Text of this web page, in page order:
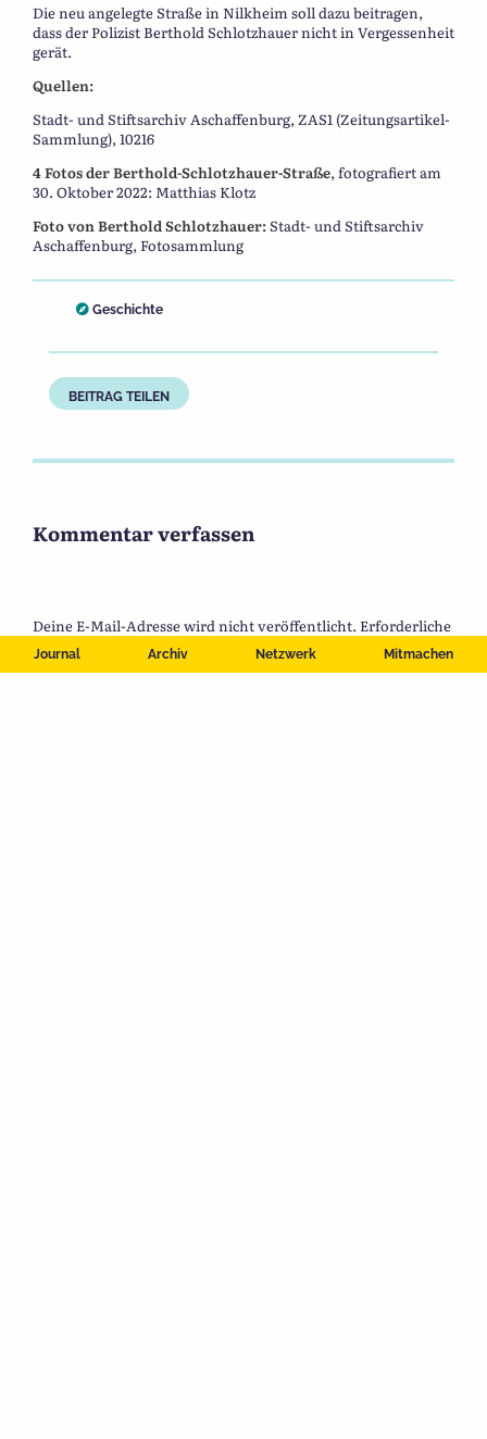
Journal Archiv Netzwerk Mitmachen
Die neu angelegte Straße in Nilkheim soll dazu beitragen,
dass der Polizist Berthold Schlotzhauer nicht in Vergessenheit
gerät.
Quellen:
Stadt- und Stiftsarchiv Aschaffenburg, ZAS1 (Zeitungsartikel-
Sammlung), 10216
4 Fotos der Berthold-Schlotzhauer-Straße, fotografiert am
30. Oktober 2022: Matthias Klotz
Foto von Berthold Schlotzhauer:Stadt- und Stiftsarchiv
Aschaffenburg, Fotosammlung
Geschichte
BEITRAG TEILEN
Kommentar verfassen
Deine E-Mail-Adresse wird nicht veröffentlicht. Erforderliche
Felder sind mit
markiert